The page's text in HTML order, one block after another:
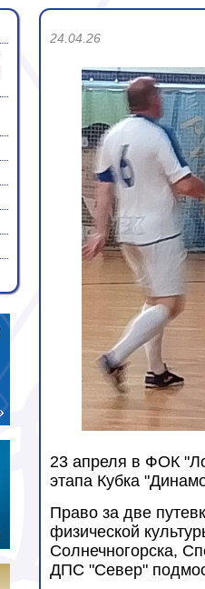
24.04.26
23 апреля в ФОК
этапа Кубка
Право за две
физической
Солнечногорска,
ДПС "Север"